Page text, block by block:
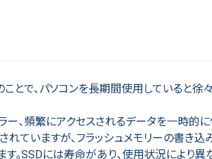
とで、パソコンを長期間使用していると徐
、頻繁にアクセスされるデータを一時的に
ていますが、フラッシュメモリーの書き
。SSDには寿命があり、使用状況により